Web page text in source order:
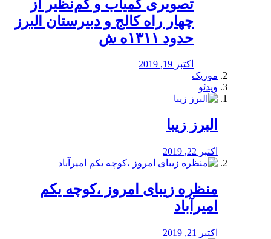
️تصویری کمیاب و کم‌نظیر از
چهار راه كالج و دبيرستان البرز
حدود ۱۳۱۱ه ش
اکتبر 19, 2019
موزیک
ویدئو
البرز زیبا
اکتبر 22, 2019
منظره‌‌ زیبای امروز ،کوچه یکم
امیرآباد
اکتبر 21, 2019